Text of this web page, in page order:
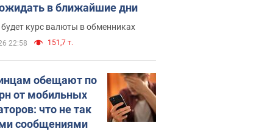
в ближайшие дни
курс валюты в обменниках
22:58 151,7 т.
обещают по
от мобильных
что не так
сообщениями